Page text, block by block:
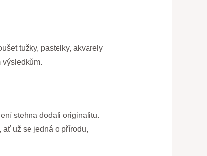
tužky, pastelky, akvarely
výsledkům.
stehna dodali originalitu.
ať už se jedná o přírodu,